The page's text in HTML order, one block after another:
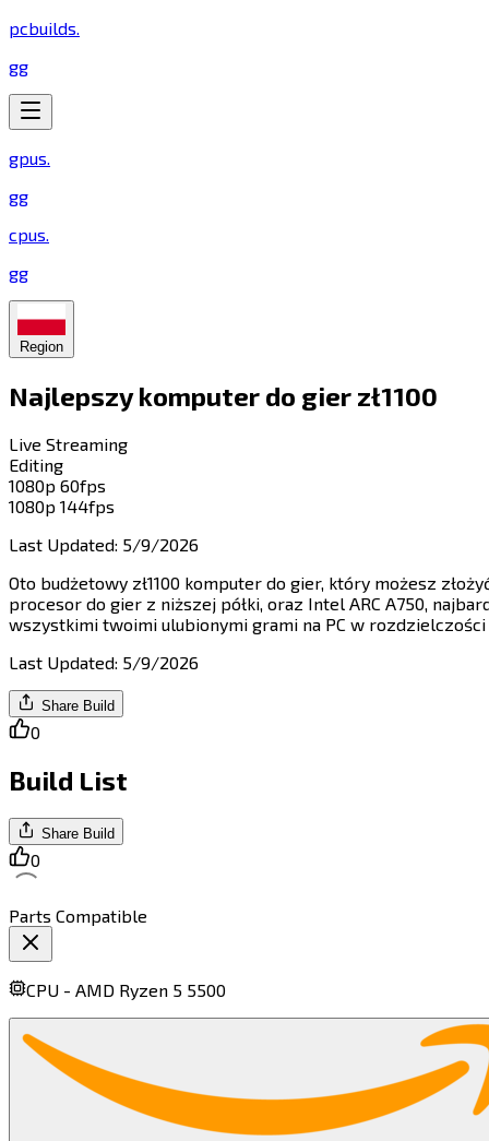
pcbuilds.
gg
gpus.
gg
cpus.
gg
Region
Najlepszy komputer do gier zł1100​​​​‌ ‍ ​‍​‍‌‍ ‌ ​‍‌‍‍‌‌‍‌ ‌‍‍‌‌‍ ‍​‍​‍​ ‍‍​‍​‍‌ ​ ‌‍​‌‌‍ ‍‌‍‍‌‌ ‌​‌ ‍‌​‍ ‍‌‍‍‌‌‍ ​‍​‍​‍ ​​‍​‍‌‍‍​‌ ​‍‌‍‌‌‌‍‌‍​‍​‍​ ‍‍​‍​‍​‍ ‌‍​‌‌‍‌​‌‍ ‌‌‍‍‌‌‍ ‍​‍ ‌‍‍‌‌‍ ‍‌ ‌​‌‍‌‌‌‍ ‍‌ ‌​​‍ ‌‍‌‌‌‍‌​‌‍‍‌‌ ‌​​‍ ‌‍ ‌‌‍ ‌‍‌​‌‍‌‌​ ‌‌ ​​‌ ​‍‌‍‌‌‌ ​ ‌‍‌‌‌‍ ‍‌ ‌​‌‍​‌‌ ‌​‌‍‍‌‌‍ ‌‍ ‍​ ‍ ‌‍‍‌‌‍‌​​ ‌​ ​ ‌‍​‌​ ‌​‌‍‌​​ ​‌​ ​‌​ ‌​​ ‍‌​‍ ‌​ ‍‌‌‍​‍​ ‌‍​ ‌ ​‍ ‌​ ‌​​ ​‍​ ‌‌‌‍‌​​‍ ‌‌‍​‌​ ​‌‌‍‌​​ ​‌​‍ ‌‌‍​‍​ ‍‌​ ​ ‌‍‌‌​ ‌‍​ ‌​‌‍‌​‌‍‌‌​ ‌‍​ ‌‌‌‍​‍‌‍​ ​ ‍ ‌ ‌​‌ ‍‌‌ ​​‌‍‌‌​ ‌‌‍​‍‌ ‌‌‌‍‍‌‌‍ ​‌‍‌​​ ‍ ‌ ​​‌‍​‌‌ ‌​‌‍‍​​ ‌‌‍‍‌​ ​‌​ ‍​‌‍ ‍‌‌ ‌‍ ‍‌‍​‌‌‍ ‌‌‍‌‌​‍‌‌​ ‌‌‌​​‍‌‌ ‌‍‍ ‌‍‌‌‌ ‍‌​‍‌‌​ ​ ‌​‌​​‍‌‌​ ​ ‌​‌​​‍‌‌​ ​‍​ ​‍‌ ​​‌‍ ​​‍‌‌​ ​‍​ ​‍​‍‌‌​ ‌‌‌​‌​​‍ ‍‌ ‌‍‌‍​‌‌‍ ​‌ ‌‌‌‍‌‌​ ‌‍​‍‌‍​‌‌ ​ ‌‍‌‌‌‌‌‌‌ ​‍‌‍ ​​ ‌​‍‌‌​ ​‍‌​‌‍‌‍​‌‌‍‌​‌‍ ‌‌‍‍‌‌‍ ‍​‍‌‍‌‍‍‌‌‍‌​​ ‌​ ​ ‌‍​‌​ ‌​‌‍‌​​ ​‌​ ​‌​ ‌​​ ‍‌​‍ ‌​ ‍‌‌‍​‍​ ‌‍​ ‌ ​‍ ‌​ ‌​​ ​‍​ ‌‌‌‍‌​​‍ ‌‌‍​‌​ ​‌‌‍‌​​ ​‌​‍ ‌‌‍​‍​ ‍‌​ ​ ‌‍‌‌​ ‌‍​ ‌​‌‍‌​‌‍‌‌​ ‌‍​ ‌‌‌‍​‍‌‍​ ​‍‌‍‌ ‌​‌ ‍‌‌ ​​‌‍‌‌​ ‌‌‍​‍‌ ‌‌‌‍‍‌‌‍ ​‌‍‌​​‍‌‍‌ ​​‌‍​‌‌ ‌​‌‍‍​​ ‌‌‍‍‌​ ​‌​ ‍​‌‍ ‍‌‌ ‌‍ ‍‌‍​‌‌‍ ‌‌‍‌‌​‍‌‌​ ‌‌‌​​‍‌‌ ‌‍‍ ‌‍‌‌‌ ‍‌​‍‌‌​ ​ ‌​‌​​‍‌‌​ ​ ‌​‌​​‍‌‌​ ​‍​ ​‍‌ ​​‌‍ ​​‍‌‌​ ​‍​ ​‍​‍‌‌​ ‌‌‌​‌​​‍ ‍‌ ‌‍‌‍​‌‌‍ ​‌ ‌‌‌‍‌‌​‍‌‍‌ ​​‌‍‌‌‌ ​‍‌ ​ ‌ ​​‌‍‌‌‌‍​ ‌ ‌​‌‍‍‌‌ ‌‍‌‍‌‌​ ‌‌ ​​‌ ‌‌‌‍​‍‌‍ ​‌‍‍‌‌ ​ ‌‍‍​‌‍‌‌‌‍‌​​‍​‍‌ ‌
Live Streaming​​​​‌ ‍ ​‍​‍‌‍ ‌ ​‍‌‍‍‌‌‍‌ ‌‍‍‌‌‍ ‍​‍​‍​ ‍‍​‍​‍‌ ​ ‌‍​‌‌‍ ‍‌‍‍‌‌ ‌​‌ ‍‌​‍ ‍‌‍‍‌‌‍ ​‍​‍​‍ ​​‍​‍‌‍‍​‌ ​‍‌‍‌‌‌‍‌‍​‍​‍​ ‍‍​‍​‍​‍ ‌‍​‌‌‍‌​‌‍ ‌‌‍‍‌‌‍ ‍​‍ ‌‍‍‌‌‍ ‍‌ ‌​‌‍‌‌‌‍ ‍‌ ‌​​‍ ‌‍‌‌‌‍‌​‌‍‍‌‌ ‌​​‍ ‌‍ ‌‌‍ ‌‍‌​‌‍‌‌​ ‌‌ ​​‌ ​‍‌‍‌‌‌ ​ ‌‍‌‌‌‍ ‍‌ ‌​‌‍​‌‌ ‌​‌‍‍‌‌‍ ‌‍ ‍​ ‍ ‌‍‍‌‌‍‌​​ ‌​ ​‌‌‍​‍​ ‌‍‌‍​‌‌‍​ ​ ​‌‌‍​‍​ ​‍​‍ ‌‌‍‌​​ ‌ ​ ‍​​ ‌‍​‍ ‌​ ‌​​ ‍​‌‍‌‌​ ‍‌​‍ ‌‌‍​‍​ ​‌‌‍‌‌‌‍‌​​‍ ‌​ ​​‌‍​‍​ ‍‌​ ‌ ‌‍​‍‌‍‌​​ ‌ ​ ‌ ​ ​‌‌‍‌​​ ​​‌‍‌​​ ‍ ‌ ‌​‌ ‍‌‌ ​​‌‍‌‌​ ‌‌ ‌​‌‍​‌‌‍‌ ​ ‍ ‌ ​​‌‍​‌‌ ‌​‌‍‍​​ ‌‌‍ ‍‌‍​‌‌‍ ‌‌‍‌‌​ ‌‍​‍‌‍​‌‌ ​ ‌‍‌‌‌‌‌‌‌ ​‍‌‍ ​​ ‌​‍‌‌​ ​‍‌​‌‍‌‍​‌‌‍‌​‌‍ ‌‌‍‍‌‌‍ ‍​‍‌‍‌‍‍‌‌‍‌​​ ‌​ ​‌‌‍​‍​ ‌‍‌‍​‌‌‍​ ​ ​‌‌‍​‍​ ​‍​‍ ‌‌‍‌​​ ‌ ​ ‍​​ ‌‍​‍ ‌​ ‌​​ ‍​‌‍‌‌​ ‍‌​‍ ‌‌‍​‍​ ​‌‌‍‌‌‌‍‌​​‍ ‌​ ​​‌‍​‍​ ‍‌​ ‌ ‌‍​‍‌‍‌​​ ‌ ​ ‌ ​ ​‌‌‍‌​​ ​​‌‍‌​​‍‌‍‌ ‌​‌ ‍‌‌ ​​‌‍‌‌​ ‌‌ ‌​‌‍​‌‌‍‌ ​‍‌‍‌ ​​‌‍​‌‌ ‌​‌‍‍​​ ‌‌‍ ‍‌‍​‌‌‍ ‌‌‍‌‌​‍‌‍‌ ​​‌‍‌‌‌ ​‍‌ ​ ‌ ​​‌‍‌‌‌‍​ ‌ ‌​‌‍‍‌‌ ‌‍‌‍‌‌​ ‌‌ ​​‌ ‌‌‌‍​‍‌‍ ​‌‍‍‌‌ ​ ‌‍‍​‌‍‌‌‌‍‌​​‍​‍‌ ‌
Editing​​​​‌ ‍ ​‍​‍‌‍ ‌ ​‍‌‍‍‌‌‍‌ ‌‍‍‌‌‍ ‍​‍​‍​ ‍‍​‍​‍‌ ​ ‌‍​‌‌‍ ‍‌‍‍‌‌ ‌​‌ ‍‌​‍ ‍‌‍‍‌‌‍ ​‍​‍​‍ ​​‍​‍‌‍‍​‌ ​‍‌‍‌‌‌‍‌‍​‍​‍​ ‍‍​‍​‍​‍ ‌‍​‌‌‍‌​‌‍ ‌‌‍‍‌‌‍ ‍​‍ ‌‍‍‌‌‍ ‍‌ ‌​‌‍‌‌‌‍ ‍‌ ‌​​‍ ‌‍‌‌‌‍‌​‌‍‍‌‌ ‌​​‍ ‌‍ ‌‌‍ ‌‍‌​‌‍‌‌​ ‌‌ ​​‌ ​‍‌‍‌‌‌ ​ ‌‍‌‌‌‍ ‍‌ ‌​‌‍​‌‌ ‌​‌‍‍‌‌‍ ‌‍ ‍​ ‍ ‌‍‍‌‌‍‌​​ ‌‌‍‌​​ ‌ ‌‍​‍‌‍‌​​ ​‌‌‍​ ​ ‌‍​ ‌​​‍ ‌​ ​‍​ ‌ ​ ‌​​ ‍‌​‍ ‌​ ‌​​ ​‍​ ​ ​ ‍‌​‍ ‌​ ‍​​ ​​​ ‌​‌‍‌‍​‍ ‌​ ‌‍‌‍‌‍‌‍​ ​ ‌‌​ ‌‌‌‍‌​​ ​‌​ ‌ ‌‍​‍‌‍​‍‌‍‌‌​ ​‌​ ‍ ‌ ‌​‌ ‍‌‌ ​​‌‍‌‌​ ‌‌ ‌​‌‍​‌‌‍‌ ​ ‍ ‌ ​​‌‍​‌‌ ‌​‌‍‍​​ ‌‌‍ ‍‌‍​‌‌‍ ‌‌‍‌‌​ ‌‍​‍‌‍​‌‌ ​ ‌‍‌‌‌‌‌‌‌ ​‍‌‍ ​​ ‌​‍‌‌​ ​‍‌​‌‍‌‍​‌‌‍‌​‌‍ ‌‌‍‍‌‌‍ ‍​‍‌‍‌‍‍‌‌‍‌​​ ‌‌‍‌​​ ‌ ‌‍​‍‌‍‌​​ ​‌‌‍​ ​ ‌‍​ ‌​​‍ ‌​ ​‍​ ‌ ​ ‌​​ ‍‌​‍ ‌​ ‌​​ ​‍​ ​ ​ ‍‌​‍ ‌​ ‍​​ ​​​ ‌​‌‍‌‍​‍ ‌​ ‌‍‌‍‌‍‌‍​ ​ ‌‌​ ‌‌‌‍‌​​ ​‌​ ‌ ‌‍​‍‌‍​‍‌‍‌‌​ ​‌​‍‌‍‌ ‌​‌ ‍‌‌ ​​‌‍‌‌​ ‌‌ ‌​‌‍​‌‌‍‌ ​‍‌‍‌ ​​‌‍​‌‌ ‌​‌‍‍​​ ‌‌‍ ‍‌‍​‌‌‍ ‌‌‍‌‌​‍‌‍‌ ​​‌‍‌‌‌ ​‍‌ ​ ‌ ​​‌‍‌‌‌‍​ ‌ ‌​‌‍‍‌‌ ‌‍‌‍‌‌​ ‌‌ ​​‌ ‌‌‌‍​‍‌‍ ​‌‍‍‌‌ ​ ‌‍‍​‌‍‌‌‌‍‌​​‍​‍‌ ‌
1080p 60fps​​​​‌ ‍ ​‍​‍‌‍ ‌ ​‍‌‍‍‌‌‍‌ ‌‍‍‌‌‍ ‍​‍​‍​ ‍‍​‍​‍‌ ​ ‌‍​‌‌‍ ‍‌‍‍‌‌ ‌​‌ ‍‌​‍ ‍‌‍‍‌‌‍ ​‍​‍​‍ ​​‍​‍‌‍‍​‌ ​‍‌‍‌‌‌‍‌‍​‍​‍​ ‍‍​‍​‍​‍ ‌‍​‌‌‍‌​‌‍ ‌‌‍‍‌‌‍ ‍​‍ ‌‍‍‌‌‍ ‍‌ ‌​‌‍‌‌‌‍ ‍‌ ‌​​‍ ‌‍‌‌‌‍‌​‌‍‍‌‌ ‌​​‍ ‌‍ ‌‌‍ ‌‍‌​‌‍‌‌​ ‌‌ ​​‌ ​‍‌‍‌‌‌ ​ ‌‍‌‌‌‍ ‍‌ ‌​‌‍​‌‌ ‌​‌‍‍‌‌‍ ‌‍ ‍​ ‍ ‌‍‍‌‌‍‌​​ ‌‌‍‌‌​ ​‍​ ‌‍​ ‌​‌‍‌‌‌‍​‌​ ‌‍​ ​‍​‍ ‌​ ‌​‌‍‌‍​ ​​‌‍‌‌​‍ ‌​ ‌​‌‍‌‌​ ​​​ ‍‌​‍ ‌​ ‍‌​ ‍‌‌‍​‌​ ‌ ​‍ ‌​ ‌ ‌‍​‌​ ‌‌​ ‌ ​ ‌‍​ ​‌​ ​‍‌‍​‍‌‍​‌​ ​​​ ​​​ ​‌​ ‍ ‌ ‌​‌ ‍‌‌ ​​‌‍‌‌​ ‌‌ ​​‌‍‌‌‌ ​‍‌‍‌‍‌‍ ‌ ​‍‌‍ ‌‌‍​‌‌‍ ‍‌‍​ ‌‍‌‌​ ‍ ‌ ​​‌‍​‌‌ ‌​‌‍‍​​ ‌‌‍ ‍‌‍​‌‌‍ ‌‌‍‌‌​ ‌‍​‍‌‍​‌‌ ​ ‌‍‌‌‌‌‌‌‌ ​‍‌‍ ​​ ‌​‍‌‌​ ​‍‌​‌‍‌‍​‌‌‍‌​‌‍ ‌‌‍‍‌‌‍ ‍​‍‌‍‌‍‍‌‌‍‌​​ ‌‌‍‌‌​ ​‍​ ‌‍​ ‌​‌‍‌‌‌‍​‌​ ‌‍​ ​‍​‍ ‌​ ‌​‌‍‌‍​ ​​‌‍‌‌​‍ ‌​ ‌​‌‍‌‌​ ​​​ ‍‌​‍ ‌​ ‍‌​ ‍‌‌‍​‌​ ‌ ​‍ ‌​ ‌ ‌‍​‌​ ‌‌​ ‌ ​ ‌‍​ ​‌​ ​‍‌‍​‍‌‍​‌​ ​​​ ​​​ ​‌​‍‌‍‌ ‌​‌ ‍‌‌ ​​‌‍‌‌​ ‌‌ ​​‌‍‌‌‌ ​‍‌‍‌‍‌‍ ‌ ​‍‌‍ ‌‌‍​‌‌‍ ‍‌‍​ ‌‍‌‌​‍‌‍‌ ​​‌‍​‌‌ ‌​‌‍‍​​ ‌‌‍ ‍‌‍​‌‌‍ ‌‌‍‌‌​‍‌‍‌ ​​‌‍‌‌‌ ​‍‌ ​ ‌ ​​‌‍‌‌‌‍​ ‌ ‌​‌‍‍‌‌ ‌‍‌‍‌‌​ ‌‌ ​​‌ ‌‌‌‍​‍‌‍ ​‌‍‍‌‌ ​ ‌‍‍​‌‍‌‌‌‍‌​​‍​‍‌ ‌
1080p 144fps​​​​‌ ‍ ​‍​‍‌‍ ‌ ​‍‌‍‍‌‌‍‌ ‌‍‍‌‌‍ ‍​‍​‍​ ‍‍​‍​‍‌ ​ ‌‍​‌‌‍ ‍‌‍‍‌‌ ‌​‌ ‍‌​‍ ‍‌‍‍‌‌‍ ​‍​‍​‍ ​​‍​‍‌‍‍​‌ ​‍‌‍‌‌‌‍‌‍​‍​‍​ ‍‍​‍​‍​‍ ‌‍​‌‌‍‌​‌‍ ‌‌‍‍‌‌‍ ‍​‍ ‌‍‍‌‌‍ ‍‌ ‌​‌‍‌‌‌‍ ‍‌ ‌​​‍ ‌‍‌‌‌‍‌​‌‍‍‌‌ ‌​​‍ ‌‍ ‌‌‍ ‌‍‌​‌‍‌‌​ ‌‌ ​​‌ ​‍‌‍‌‌‌ ​ ‌‍‌‌‌‍ ‍‌ ‌​‌‍​‌‌ ‌​‌‍‍‌‌‍ ‌‍ ‍​ ‍ ‌‍‍‌‌‍‌​​ ‌​ ‍‌​ ​​​ ‌‌​ ‌‌​ ‍​​ ‌‍‌‍‌​​ ‌​​‍ ‌‌‍‌​​ ‍​‌‍‌‌‌‍‌​​‍ ‌​ ‌​​ ​‍‌‍​‌‌‍‌‍​‍ ‌‌‍​‍​ ‌​‌‍‌​‌‍‌‌​‍ ‌‌‍​‍​ ‍​‌‍‌​​ ‌‍‌‍‌‌​ ‌‌​ ​​‌‍​‌​ ​​​ ‍​​ ​ ​ ‌​​ ‍ ‌ ‌​‌ ‍‌‌ ​​‌‍‌‌​ ‌‌ ​​‌‍‌‌‌ ​‍‌‍‌‍‌‍ ‌ ​‍‌‍ ‌‌‍​‌‌‍ ‍‌‍​ ‌‍‌‌​ ‍ ‌ ​​‌‍​‌‌ ‌​‌‍‍​​ ‌‌‍ ‍‌‍​‌‌‍ ‌‌‍‌‌​ ‌‍​‍‌‍​‌‌ ​ ‌‍‌‌‌‌‌‌‌ ​‍‌‍ ​​ ‌​‍‌‌​ ​‍‌​‌‍‌‍​‌‌‍‌​‌‍ ‌‌‍‍‌‌‍ ‍​‍‌‍‌‍‍‌‌‍‌​​ ‌​ ‍‌​ ​​​ ‌‌​ ‌‌​ ‍​​ ‌‍‌‍‌​​ ‌​​‍ ‌‌‍‌​​ ‍​‌‍‌‌‌‍‌​​‍ ‌​ ‌​​ ​‍‌‍​‌‌‍‌‍​‍ ‌‌‍​‍​ ‌​‌‍‌​‌‍‌‌​‍ ‌‌‍​‍​ ‍​‌‍‌​​ ‌‍‌‍‌‌​ ‌‌​ ​​‌‍​‌​ ​​​ ‍​​ ​ ​ ‌​​‍‌‍‌ ‌​‌ ‍‌‌ ​​‌‍‌‌​ ‌‌ ​​‌‍‌‌‌ ​‍‌‍‌‍‌‍ ‌ ​‍‌‍ ‌‌‍​‌‌‍ ‍‌‍​ ‌‍‌‌​‍‌‍‌ ​​‌‍​‌‌ ‌​‌‍‍​​ ‌‌‍ ‍‌‍​‌‌‍ ‌‌‍‌‌​‍‌‍‌ ​​‌‍‌‌‌ ​‍‌ ​ ‌ ​​‌‍‌‌‌‍​ ‌ ‌​‌‍‍‌‌ ‌‍‌‍‌‌​ ‌‌ ​​‌ ‌‌‌‍​‍‌‍ ​‌‍‍‌‌ ​ ‌‍‍​‌‍‌‌‌‍‌​​‍​‍‌ ‌
Last Updated: 5/9/2026
Oto budżetowy zł1100 komputer do gier, który możesz
procesor do gier z niższej półki, oraz Intel ARC A750,
wszystkimi twoimi ulubionymi grami na PC w rozdzielczości 1920x1080 od 60 do 240fps.​​​​‌
Last Updated: 5/9/2026
Share Build
0
Build List
Share Build
0
Parts Compatible
CPU - AMD Ryzen 5 5500​​​​‌ ‍ ​‍​‍‌‍ ‌ ​‍‌‍‍‌‌‍‌ ‌‍‍‌‌‍ ‍​‍​‍​ ‍‍​‍​‍‌ ​ ‌‍​‌‌‍ ‍‌‍‍‌‌ ‌​‌ ‍‌​‍ ‍‌‍‍‌‌‍ ​‍​‍​‍ ​​‍​‍‌‍‍​‌ ​‍‌‍‌‌‌‍‌‍​‍​‍​ ‍‍​‍​‍​‍ ‌‍​‌‌‍‌​‌‍ ‌‌‍‍‌‌‍ ‍​‍ ‌‍‍‌‌‍ ‍‌ ‌​‌‍‌‌‌‍ ‍‌ ‌​​‍ ‌‍‌‌‌‍‌​‌‍‍‌‌ ‌​​‍ ‌‍ ‌‌‍ ‌‍‌​‌‍‌‌​ ‌‌ ​​‌ ​‍‌‍‌‌‌ ​ ‌‍‌‌‌‍ ‍‌ ‌​‌‍​‌‌ ‌​‌‍‍‌‌‍ ‌‍ ‍​ ‍ ‌‍‍‌‌‍‌​​ ‌‌‍‌​‌‍‌‌​ ‌‌​ ​‍​ ‍​​ ​ ​ ‌‍​ ‍‌​‍ ‌‌‍‌‌​ ​ ​ ‌‍‌‍​ ​‍ ‌​ ‌​​ ‌​‌‍‌‌‌‍​‍​‍ ‌‌‍​‍​ ‌ ​ ​‌​ ‌ ​‍ ‌​ ‍‌​ ‍​​ ‍‌​ ​‍​ ‌‌​ ‍‌​ ‌ ​ ‌‍‌‍​‌‌‍‌‍​ ​​​ ​​​ ‍ ‌ ‌​‌ ‍‌‌ ​​‌‍‌‌​ ‌‌‍​ ‌ ​​‌ ‌‌​ ‍ ‌ ​​‌‍​‌‌ ‌​‌‍‍​​ ‌‌‍ ‍‌‍​‌‌‍ ‌‌‍‌‌​ ‌‍​‍‌‍​‌‌ ​ ‌‍‌‌‌‌‌‌‌ ​‍‌‍ ​​ ‌​‍‌‌​ ​‍‌​‌‍‌‍​‌‌‍‌​‌‍ ‌‌‍‍‌‌‍ ‍​‍‌‍‌‍‍‌‌‍‌​​ ‌‌‍‌​‌‍‌‌​ ‌‌​ ​‍​ ‍​​ ​ ​ ‌‍​ ‍‌​‍ ‌‌‍‌‌​ ​ ​ ‌‍‌‍​ ​‍ ‌​ ‌​​ ‌​‌‍‌‌‌‍​‍​‍ ‌‌‍​‍​ ‌ ​ ​‌​ ‌ ​‍ ‌​ ‍‌​ ‍​​ ‍‌​ ​‍​ ‌‌​ ‍‌​ ‌ ​ ‌‍‌‍​‌‌‍‌‍​ ​​​ ​​​‍‌‍‌ ‌​‌ ‍‌‌ ​​‌‍‌‌​ ‌‌‍​ ‌ ​​‌ ‌‌​‍‌‍‌ ​​‌‍​‌‌ ‌​‌‍‍​​ ‌‌‍ ‍‌‍​‌‌‍ ‌‌‍‌‌​‍‌‍‌ ​​‌‍‌‌‌ ​‍‌ ​ ‌ ​​‌‍‌‌‌‍​ ‌ ‌​‌‍‍‌‌ ‌‍‌‍‌‌​ ‌‌ ​​‌ ‌‌‌‍​‍‌‍ ​‌‍‍‌‌ ​ ‌‍‍​‌‍‌‌‌‍‌​​‍​‍‌ ‌